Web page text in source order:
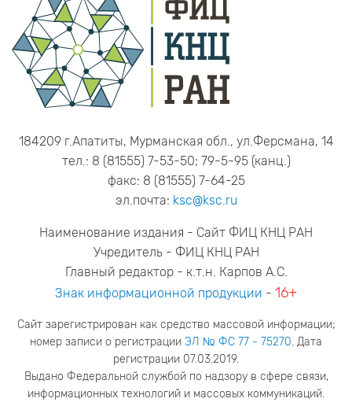
184209 г.Апатиты, Мурманская обл., ул.Ферсмана, 14
тел.: 8 (81555) 7-53-50; 79-5-95 (канц.)
факс: 8 (81555) 7-64-25
эл.почта: ksc@ksc.ru
Наименование издания - Сайт ФИЦ КНЦ РАН
Учредитель - ФИЦ КНЦ РАН
Главный редактор - к.т.н. Карпов А.С.
Знак информационной продукции - 16+
Сайт зарегистрирован как средство массовой информации;
номер записи о регистрации ЭЛ № ФС 77 - 75270. Дата
регистрации 07.03.2019.
Выдано Федеральной службой по надзору в сфере связи,
информационных технологий и массовых коммуникаций.